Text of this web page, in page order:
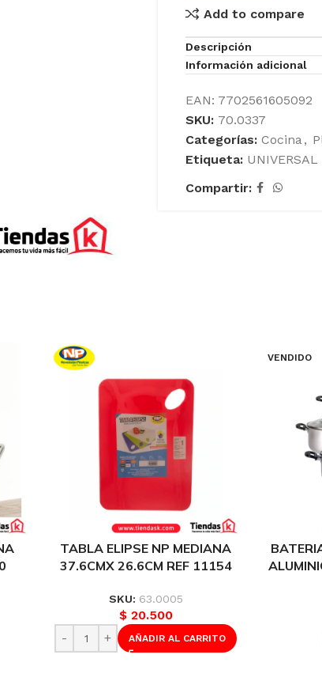
Add to compare
Descripción
Información adicional
EAN: 7702561605092
SKU: 70.0337
Categorías: Cocina,
Etiqueta: UNIVERSAL
Compartir:
TABLA ELIPSE NP MEDIANA
37.6CMX 26.6CM REF 11154
SKU: 63.0005
$20.500
AÑADIR AL CARRITO
VENDIDO